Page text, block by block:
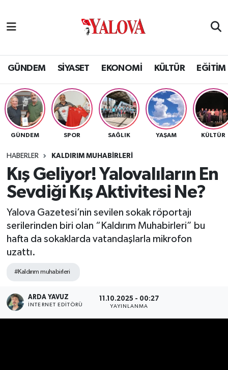
GÜNDEM SİYASET EKONOMİ KÜLTÜR EĞİTİM
GÜNDEM SPOR SAĞLIK YAŞAM KÜLTÜR
HABERLER KALDIRIM MUHABİRLERİ
Kış Geliyor! Yalovalıların En
Sevdiği Kış Aktivitesi Ne?
Yalova Gazetesi’nin sevilen sokak röportajı
serilerinden biri olan “Kaldırım Muhabirleri” bu
hafta da sokaklarda vatandaşlarla mikrofon
uzattı.
#Kaldırım muhabirleri
ARDA YAVUZ
İNTERNET EDITÖRÜ
11.10.2025 - 00:27
YAYINLANMA
SİYASET
EKONOMİ
KÜLTÜR
BİLİM VE TEKNOLOJİ
ASAYİŞ
SAĞLIK
ULUSAL
İLÇELERİMİZ
Yalova Nöbetçi Eczaneler
Yalova Hava Durumu
Yalova Namaz Vakitleri
Yalova Trafik Yoğunluk Haritası
Tüm Manşetler
Son Dakika Haberleri
Haber Arşivi